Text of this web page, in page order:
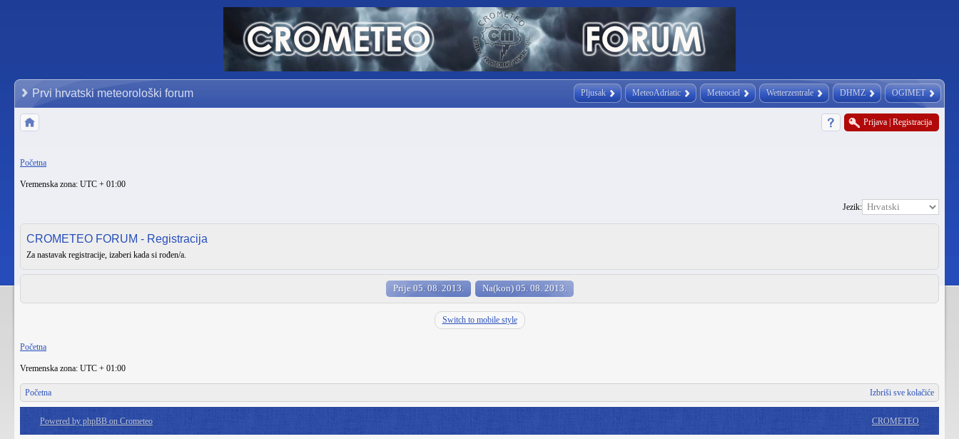
Pljusak MeteoAdriatic Meteociel Wetterzentrale DHMZ OGIMET
Prvi hrvatski meteorološki forum
Prijava Registracija
Početna
Vremenska zona: UTC + 01:00
Jezik:
CROMETEO FORUM - Registracija
Za nastavak registracije, izaberi kada si rođen/a.
Prije 05. 08. 2013. Na(kon) 05. 08. 2013.
Switch to mobile style
Početna
Vremenska zona: UTC + 01:00
Početna Izbriši sve kolačiće
Powered by phpBB on Crometeo CROMETEO